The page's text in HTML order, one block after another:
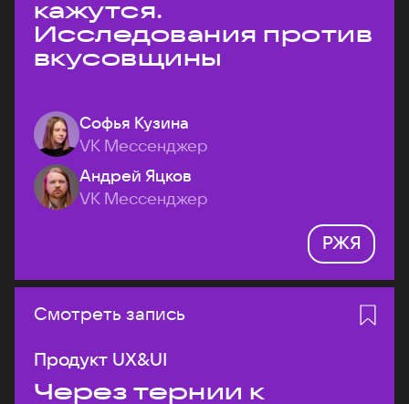
кажутся.
Исследования против
вкусовщины
Софья Кузина
VK Мессенджер
Андрей Яцков
VK Мессенджер
РЖЯ
Смотреть запись
Продукт UX&UI
Через тернии к